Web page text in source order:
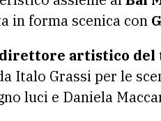
in forma scenica con
direttore artistico del
Italo Grassi per le
luci e Daniela